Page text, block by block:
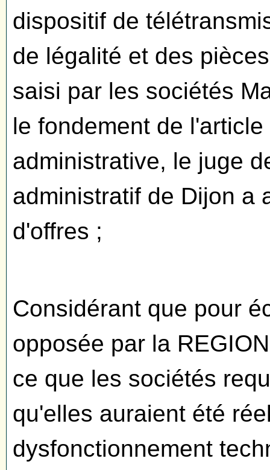
dispositif de
de légalité et des
saisi par les sociétés
le fondement de
administrative, le juge
administratif de Dijon a
d'offres ;
Considérant que pour
opposée par la
ce que les sociétés
qu'elles auraient été
dysfonctionnement